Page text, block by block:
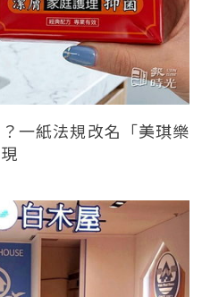
一紙法規改名「美琪樂